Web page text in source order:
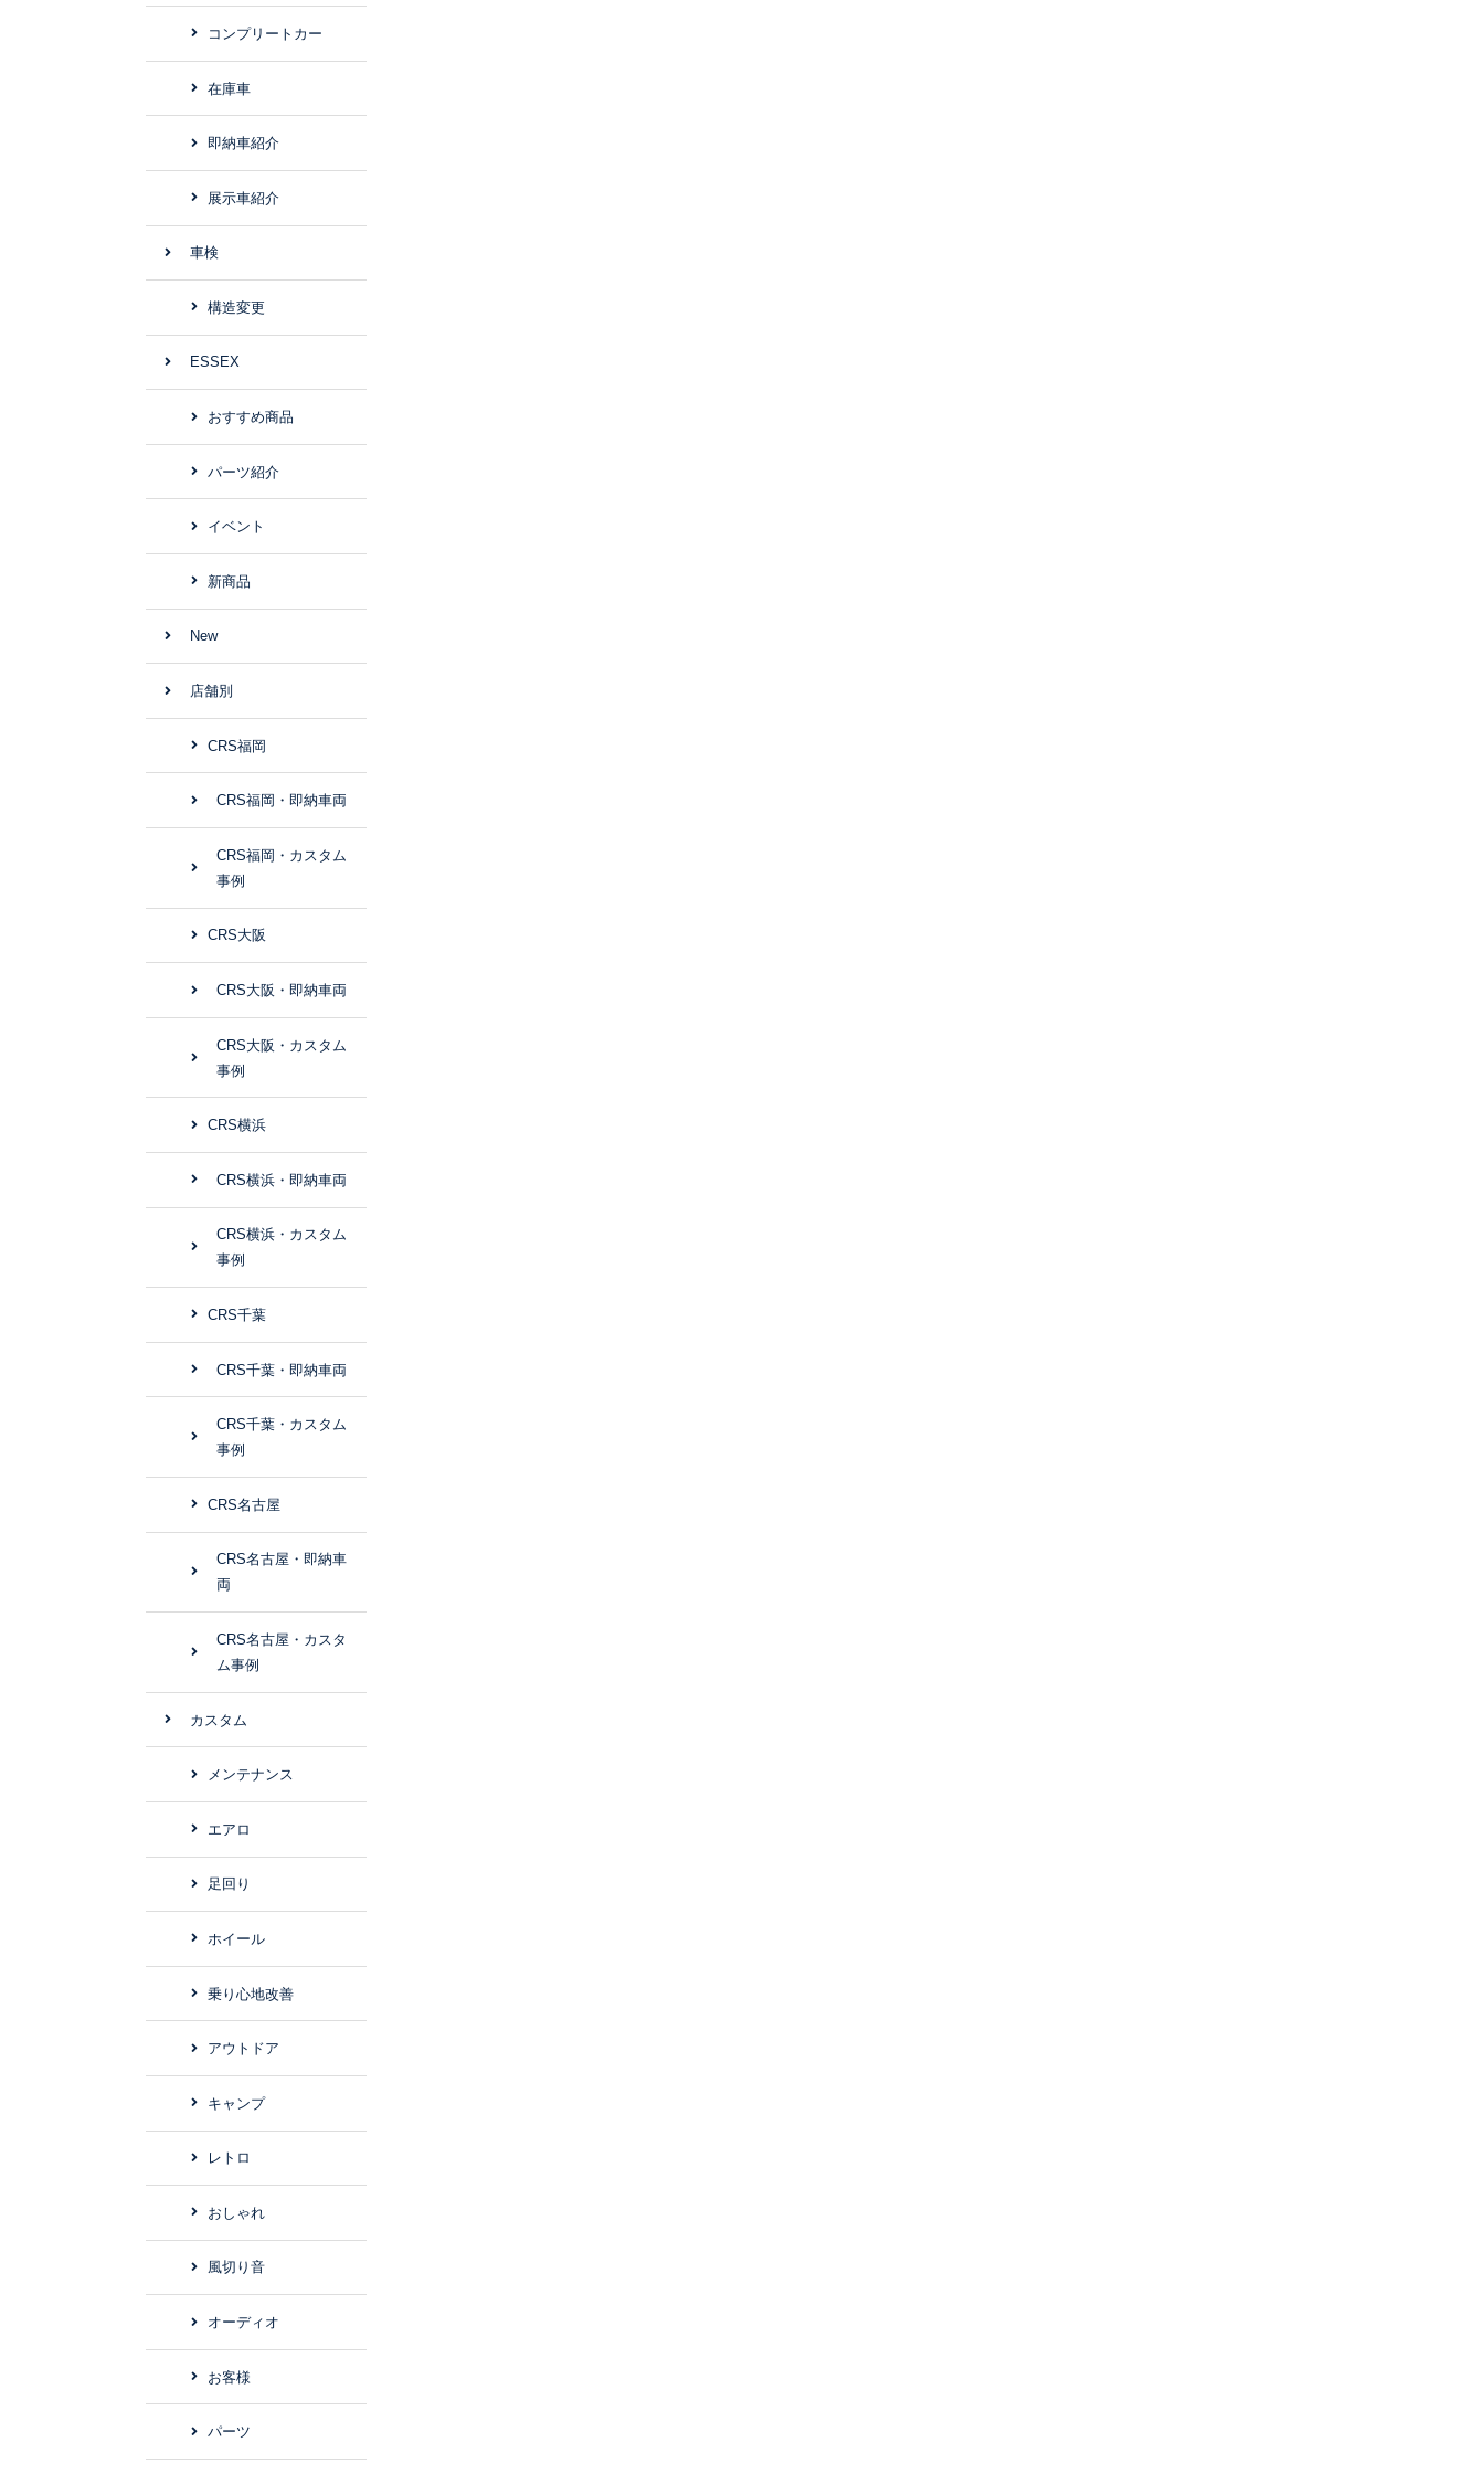
コンプリートカー
在庫車
即納車紹介
展示車紹介
車検
構造変更
ESSEX
おすすめ商品
パーツ紹介
イベント
新商品
New
店舗別
CRS福岡
CRS福岡・即納車両
CRS福岡・カスタム
事例
CRS大阪
CRS大阪・即納車両
CRS大阪・カスタム
事例
CRS横浜
CRS横浜・即納車両
CRS横浜・カスタム
事例
CRS千葉
CRS千葉・即納車両
CRS千葉・カスタム
事例
CRS名古屋
CRS名古屋・即納車
両
CRS名古屋・カスタ
ム事例
カスタム
メンテナンス
エアロ
足回り
ホイール
乗り心地改善
アウトドア
キャンプ
レトロ
おしゃれ
風切り音
オーディオ
お客様
パーツ